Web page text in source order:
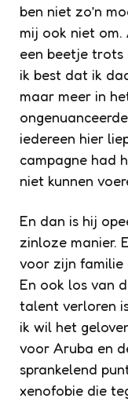
ben niet zo’n
mij ook niet om.
een beetje
ik best dat ik
maar meer in
iedereen hier
campagne had
niet kunnen
En dan is hij
zinloze manier.
voor zijn familie
En ook los van
talent verloren
ik wil het
voor Aruba en
sprankelend
xenofobie die